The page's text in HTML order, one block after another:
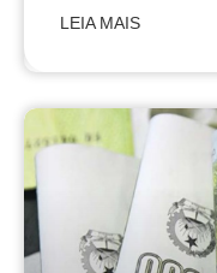
LEIA MAIS